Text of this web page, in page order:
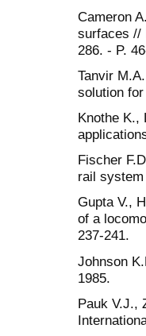
Cameron
surfaces //
286. - P.
Tanvir
solution
Knothe K.,
Fischer
rail
Gupta V.,
of a
237-241.
Johnson
1985.
Pauk V.J.,